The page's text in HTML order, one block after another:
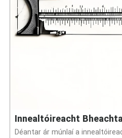
Innealtóireacht
Déantar ár múnlaí a